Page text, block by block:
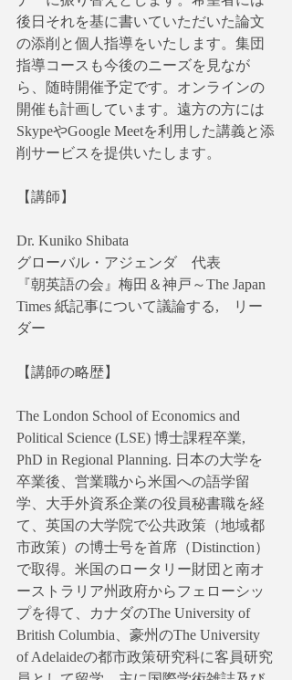
後日それを基に書いていただいた論文
の添削と個人指導をいたします。集団
指導コースも今後のニーズを見なが
ら、随時開催予定です。オンラインの
開催も計画しています。遠方の方には
SkypeやGoogle Meetを利用した講義と添
削サービスを提供いたします。
【講師】
Dr. Kuniko Shibata
グローバル・アジェンダ　代表
『朝英語の会』梅田＆神戸～The Japan
Times 紙記事について議論する,　リー
ダー
【講師の略歴】
The London School of Economics and
Political Science (LSE) 博士課程卒業,
PhD in Regional Planning. 日本の大学を
卒業後、営業職から米国への語学留
学、大手外資系企業の役員秘書職を経
て、英国の大学院で公共政策（地域都
市政策）の博士号を首席（Distinction）
で取得。米国のロータリー財団と南オ
ーストラリア州政府からフェローシッ
プを得て、カナダのThe University of
British Columbia、豪州のThe University
of Adelaideの都市政策研究科に客員研究